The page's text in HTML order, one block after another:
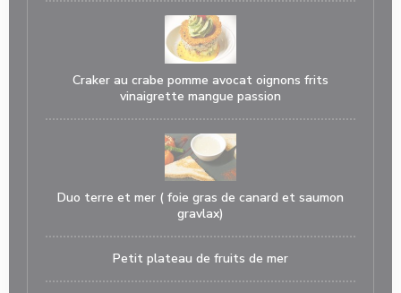
Craker au crabe pomme avocat oignons frits
vinaigrette mangue passion
Duo terre et mer ( foie gras de canard et saumon
gravlax)
Petit plateau de fruits de mer